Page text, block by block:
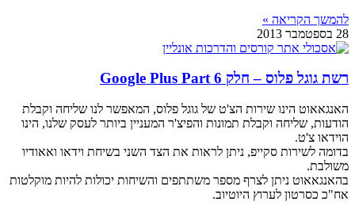
להמשך הקריאה »
28 בספטמבר 2013
רשת גוגל פלוס – חלק 6 Google Plus Part
האנגאאוט הינו שירות הצ'ט של גוגל פלוס, המאפשר לנו שליחה וקבלת
הודעות, שליחה וקבלת תמונות והפיצ'ר המעניין ביותר לעסק שלנו, הינו
הוידאו צ'ט.
בדומה לשירות סקייפ, ניתן לראות את הצד השני בשיחת וידאו ואאודיו
משולבת.
בהאנגאאוט ניתן לצרף מספר משתתפים והשיחות יכולות להיות מוקלטות
אח"כ כסרטון לערוץ היוטיוב.